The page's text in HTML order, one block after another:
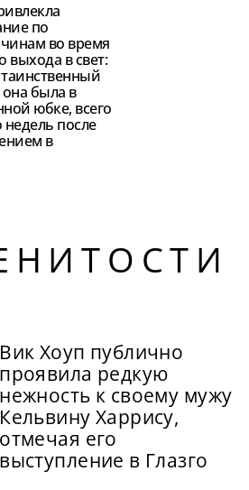
по
во время
выхода в свет:
была в
юбке, всего
недель после
в
Вик Хоуп публично
проявила редкую
нежность к своему мужу
Кельвину Харрису,
отмечая его
выступление в Глазго